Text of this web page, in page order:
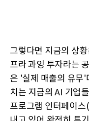
그렇다면 지금의 상
프라 과잉 투자라는
은 '실제 매출의 유무'
치는 지금의 AI 기업
프로그램 인터페이